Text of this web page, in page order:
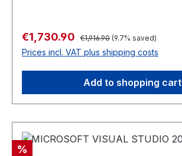
Sale price:
€1,730.90 Regular price:
€1,916.90 (9.7% saved)
Prices incl. VAT plus shipping costs
Add to shopping cart
Discount
%